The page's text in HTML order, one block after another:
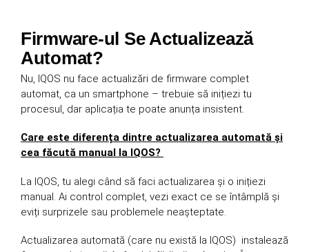
Firmware-ul Se Actualizează
Automat?
Nu, IQOS nu face actualizări de firmware complet
automat, ca un smartphone – trebuie să inițiezi tu
procesul, dar aplicația te poate anunța insistent.
Care este diferența dintre actualizarea automată și
cea făcută manual la IQOS?
La IQOS, tu alegi când să faci actualizarea și o inițiezi
manual. Ai control complet, vezi exact ce se întâmplă și
eviți surprizele sau problemele neașteptate.
Actualizarea automată (care nu există la IQOS) instalează